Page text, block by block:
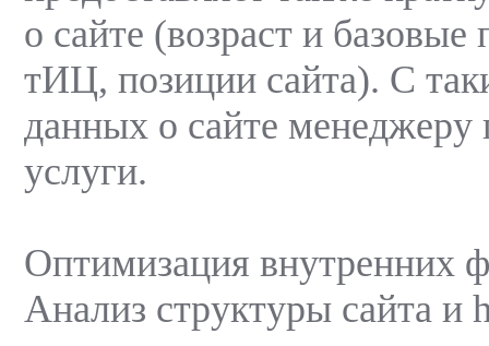
о сайте (возраст и базовые
тИЦ, позиции сайта). С
данных о сайте менеджеру
услуги.
Оптимизация внутренних
Анализ структуры сайта и